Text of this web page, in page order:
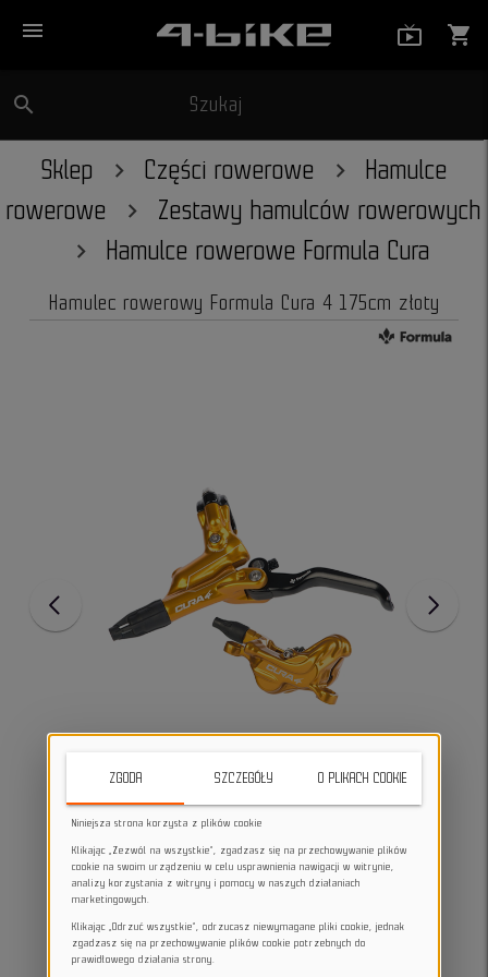
menu shopping_cart
search Szukaj
Sklep Części rowerowe
Hamulce
rowerowe
Zestawy hamulców rowerowych
Hamulce rowerowe Formula Cura
Hamulec rowerowy Formula Cura 4 175cm złoty
ZGODA SZCZEGÓŁY O PLIKACH COOKIE
Niniejsza strona korzysta z plików cookie
Klikając „Zezwól na wszystkie”, zgadzasz się na przechowywanie plików
cookie na swoim urządzeniu w celu usprawnienia nawigacji w witrynie,
analizy korzystania z witryny i pomocy w naszych działaniach
marketingowych.
Klikając „Odrzuć wszystkie”, odrzucasz niewymagane pliki cookie, jednak
zgadzasz się na przechowywanie plików cookie potrzebnych do
prawidłowego działania strony.